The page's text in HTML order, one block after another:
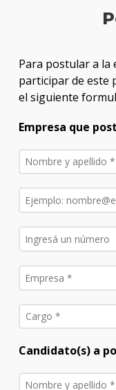
Para postular a la
participar de este
el siguiente
Empresa que
Candidato(s) a